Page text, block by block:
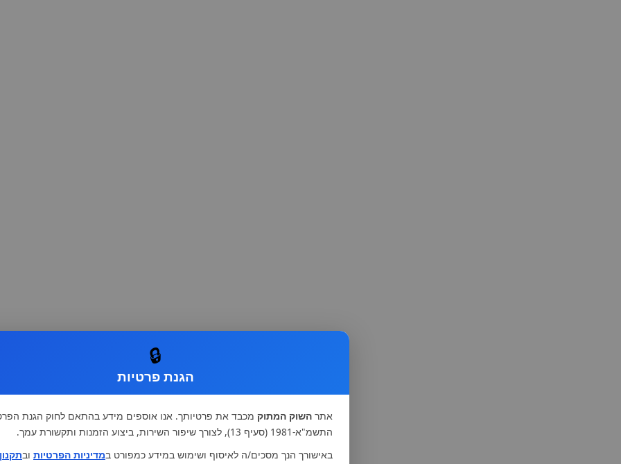
🔒
הגנת פרטיות
אתר השוק המתוק מכבד את פרטיותך. אנו אוספים מידע בהתאם לחוק הגנת
התשמ"א-1981 (סעיף 13), לצורך שיפור השירות, ביצוע הזמנות ותקשורת עמך.
באישורך הנך מסכים/ה לאיסוף ושימוש במידע כמפורט במדיניות הפרטיות ובתקנון